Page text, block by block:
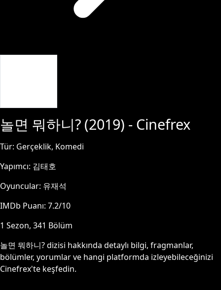
놀면 뭐하니? (2019) - Cinefrex
Tür: Gerçeklik, Komedi
Yapımcı: 김태호
Oyuncular: 유재석
IMDb Puanı: 7.2/10
1 Sezon, 341 Bölüm
놀면 뭐하니?dizisi hakkında detaylı bilgi, fragmanlar,
bölümler, yorumlar ve hangi platformda izleyebileceğinizi
Cinefrex'te keşfedin.